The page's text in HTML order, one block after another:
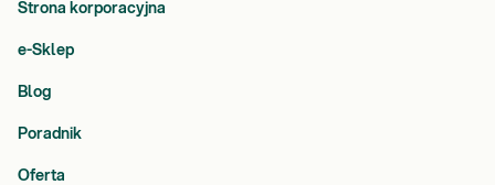
Strona korporacyjna
e-Sklep
Blog
Poradnik
Oferta